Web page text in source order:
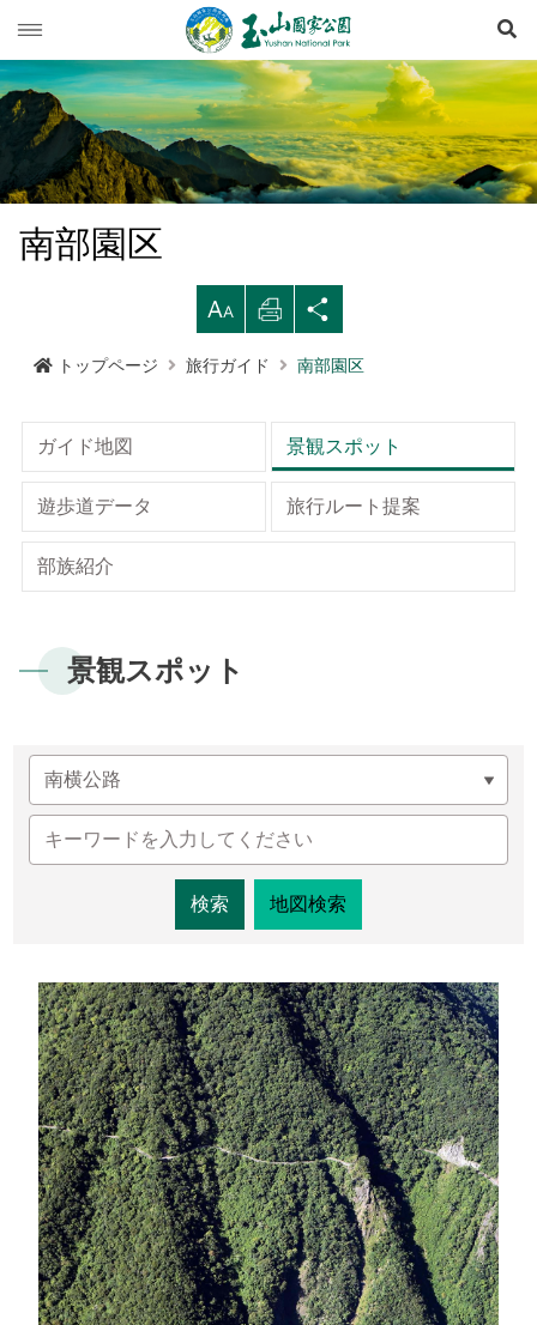
玉山ニュース
ニュース速報
イベント列車
道路情況
天気予報
旅行ガイド
旅行上の注意
レクリエーションタイプ
西北園区
東部園区
水里ビジターセンター
塔塔加ビジターセンター
梅山ビジターセンター
排雲登山ビジターセンター
登山情報
登山情報概要
歩道ランクと管理
登山の安全
高山での救急
八通関越嶺道ルート
南横三山及び関山ルート
南二段ルート
新康横断ルート
オンライン入園申請
生態保育
地形
地質
水文
気候
動物
歷史人文
布農族
八通関古道
マルチメディア専用コーナー
映像出版作品
玉山写真
旅行パンフレット
行政サービス
玉山国家公園
玉山国家公園について
私達のビジョン
よくある質問
語言Language
Bahasa Melayu
Tiếng Việt
Bahasa indonesia
Deutsche
Français
España
サイトマップ
南部園区
拡
大す
印
刷す ェア
トップページ 旅行ガイド 南部園区
ガイド地図 景観スポット
遊歩道データ 旅行ルート提案
部族紹介
景観スポット
地図検索